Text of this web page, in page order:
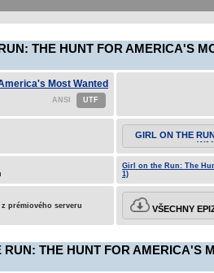
THE HUNT FOR AMERICA'S
Most Wanted
GIRL ON THE
Girl on the Run: The
1)
prémiového serveru VŠECHNY
RUN: THE HUNT FOR AMERICA'S